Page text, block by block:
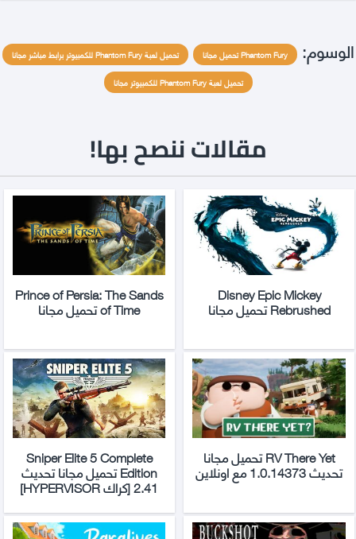
الوسوم: Phantom Fury تحميل مجانا
تحميل لعبة Phantom Fury للكمبيوتر برابط مباشر مجانا
تحميل لعبة Phantom Fury للكمبيوتر مجانا
مقالات ننصح بها!
Disney Epic Mickey
Rebrushed تحميل مجانا
Prince of Persia: The Sands
of Time تحميل مجانا
RV There Yet تحميل مجانا
تحديث 1.0.14373 مع اونلاين
Sniper Elite 5 Complete
Edition تحميل مجانا تحديث
2.41 [كراك HYPERVISOR]